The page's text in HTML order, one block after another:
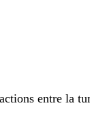
entre la